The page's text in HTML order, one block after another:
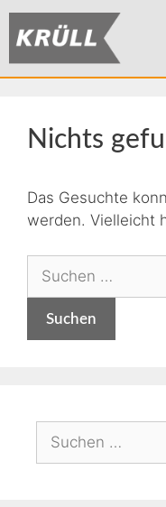
Nichts
Das Gesuchte
werden. Vielleicht